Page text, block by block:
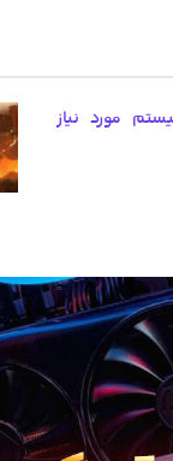
مورد نیاز